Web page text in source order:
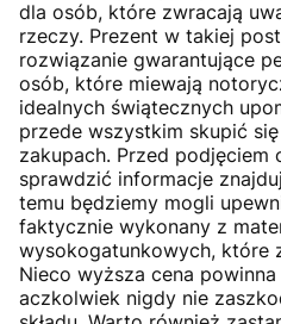
dla osób, które zwracają
rzeczy. Prezent w takiej
rozwiązanie gwarantujące
osób, które miewają
idealnych świątecznych
przede wszystkim skupić
zakupach. Przed
sprawdzić informacje
temu będziemy mogli
faktycznie wykonany z
wysokogatunkowych, które
Nieco wyższa cena
aczkolwiek nigdy nie